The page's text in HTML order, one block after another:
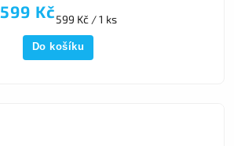
599 Kč599 Kč / 1 ks
Do košíku